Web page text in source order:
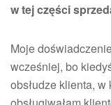
w tej części
Moje
wcześniej, bo
obsłudze klienta, w